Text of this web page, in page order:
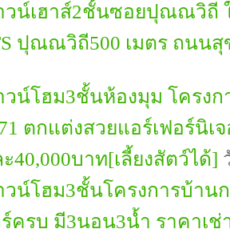
วน์เฮาส์2ชั้นซอยปุณณวิถี ใ
ปุณณวิถี500 เมตร ถนนสุ
วน์โฮม3ชั้นห้องมุม โครงก
ตกแต่งสวยแอร์เฟอร์นิเ
40,000บาท[เลี้ยงสัตว์ได้]
วน์โฮม3ชั้นโครงการบ้าน
ร์ครบ มี3นอน3น้ำ ราคาเช่